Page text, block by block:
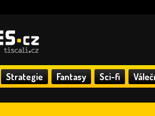
Strategie Fantasy Sci-fi